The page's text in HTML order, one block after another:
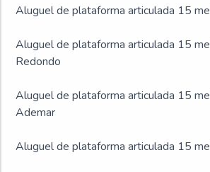
Aluguel de plataforma articulada 15
Aluguel de plataforma articulada 15
Redondo
Aluguel de plataforma articulada 15
Ademar
Aluguel de plataforma articulada 15